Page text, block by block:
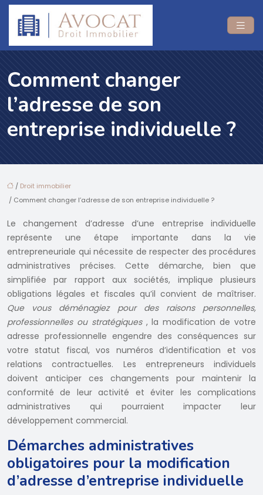
Comment changer
l’adresse de son
entreprise individuelle ?
/ Droit immobilier
/ Comment changer l’adresse de son entreprise individuelle ?
Le changement d’adresse d’une entreprise individuelle
représente une étape importante dans la vie
entrepreneuriale qui nécessite de respecter des procédures
administratives précises. Cette démarche, bien que
simplifiée par rapport aux sociétés, implique plusieurs
obligations légales et fiscales qu’il convient de maîtriser.
Que vous déménagiez pour des raisons personnelles,
professionnelles ou stratégiques , la modification de votre
adresse professionnelle engendre des conséquences sur
votre statut fiscal, vos numéros d’identification et vos
relations contractuelles. Les entrepreneurs individuels
doivent anticiper ces changements pour maintenir la
conformité de leur activité et éviter les complications
administratives qui pourraient impacter leur
développement commercial.
Démarches administratives
obligatoires pour la modification
d’adresse d’entreprise individuelle